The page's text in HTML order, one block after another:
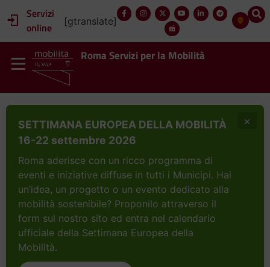
Servizi
online
[gtranslate]
Roma Servizi per la Mobilità
SETTIMANA EUROPEA DELLA MOBILITÀ
16-22 settembre 2026
Roma aderisce con un ricco programma di
eventi e iniziative diffuse in tutti i Municipi. Hai
un’idea, un progetto o un evento dedicato alla
mobilità sostenibile? Proponilo attraverso il
form sul nostro sito ed entra nel calendario
ufficiale della Settimana Europea della
Mobilità.
×